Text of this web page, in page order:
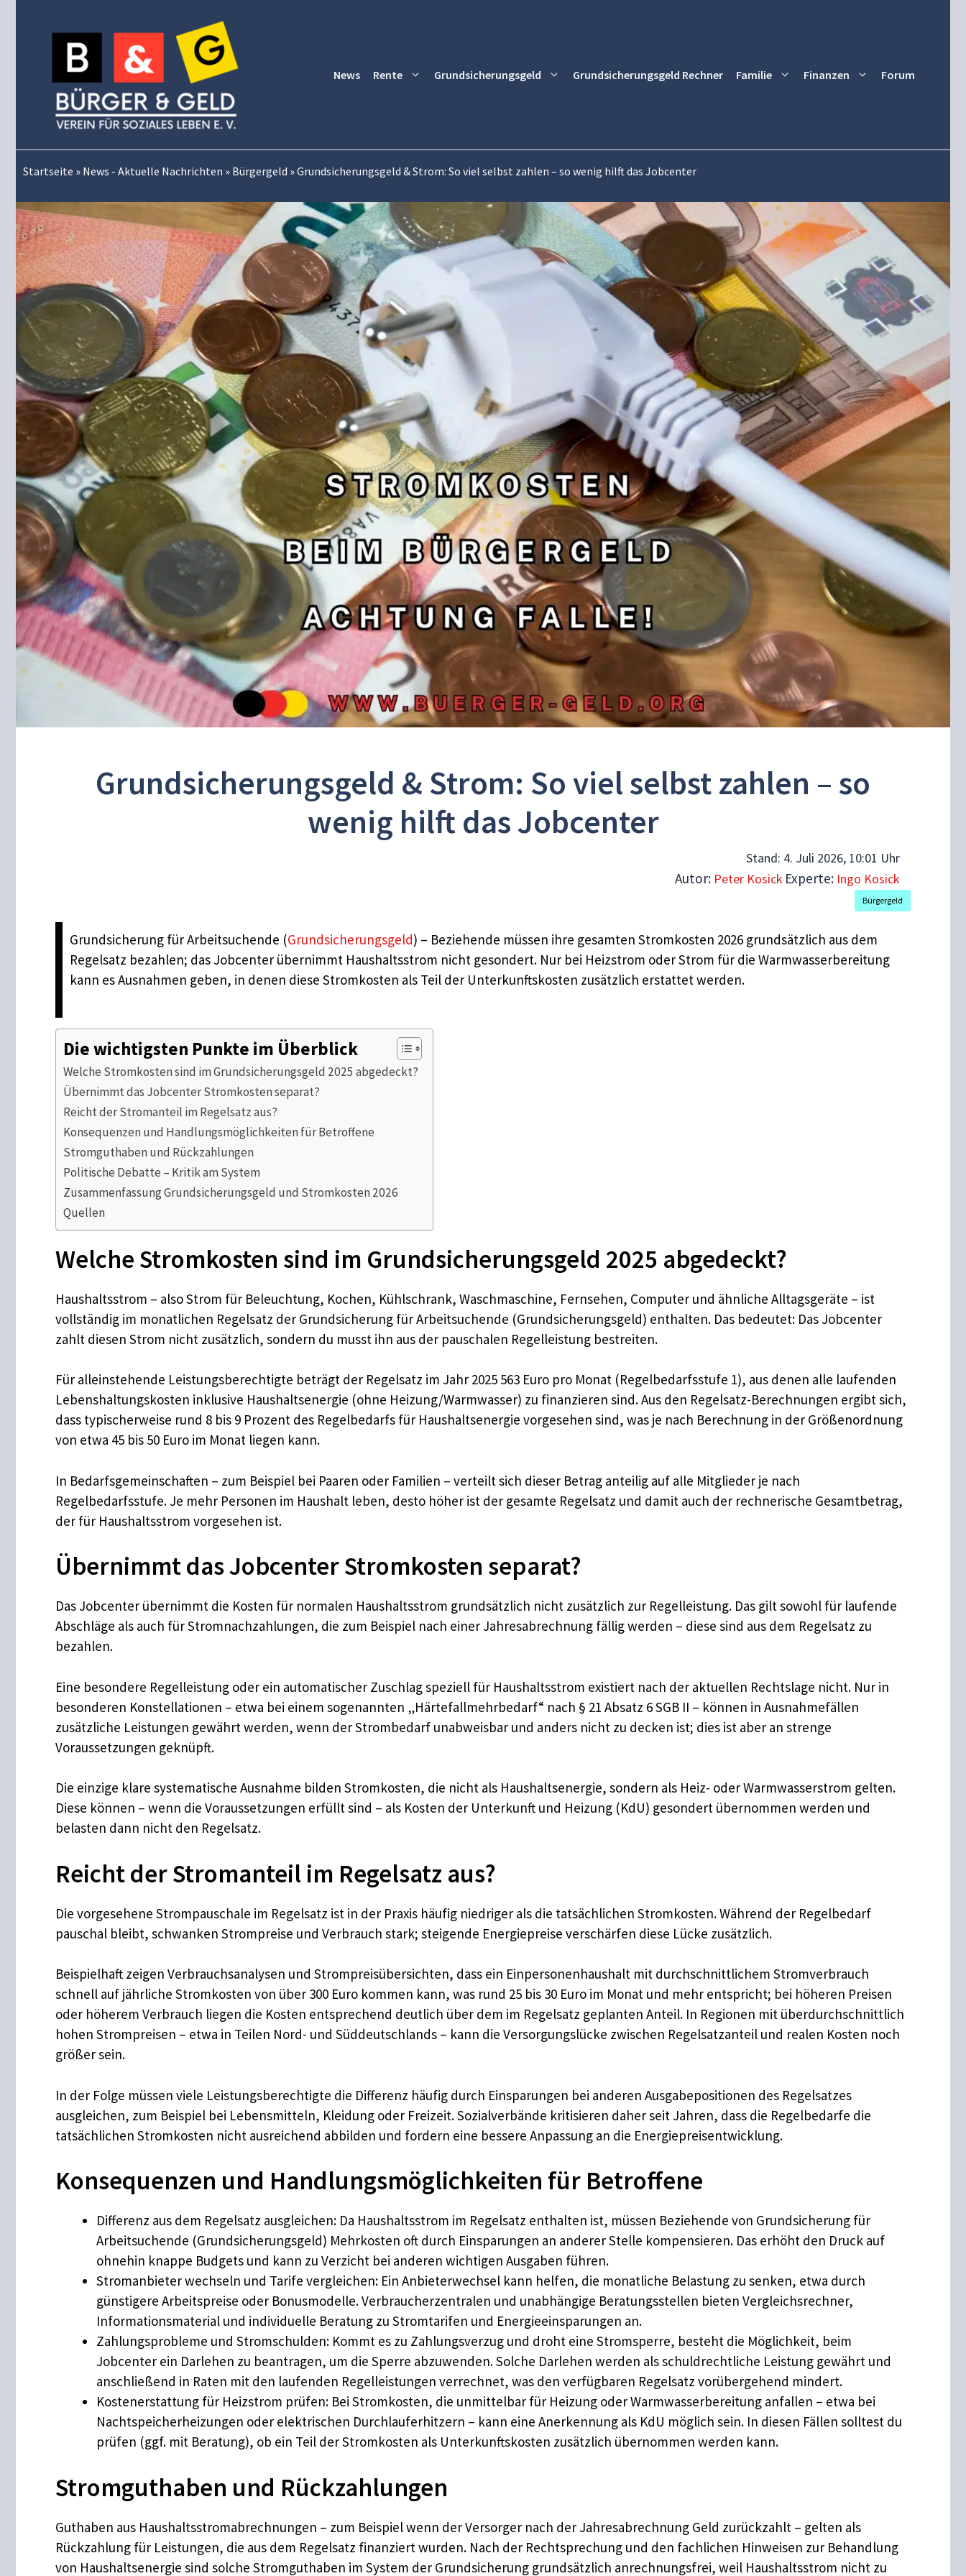
News Rente Grundsicherungsgeld Grundsicherungsgeld Rechner Familie Finanzen Forum
Startseite » News - Aktuelle Nachrichten » Bürgergeld »Grundsicherungsgeld & Strom: So viel selbst zahlen – so wenig hilft das Jobcenter
Grundsicherungsgeld & Strom: So viel selbst zahlen – so
wenig hilft das Jobcenter
Stand: 4. Juli 2026, 10:01 Uhr
Autor: Peter Kosick Experte: Ingo Kosick
Bürgergeld
Grundsicherung für Arbeitsuchende (Grundsicherungsgeld) – Beziehende müssen ihre gesamten Stromkosten 2026 grundsätzlich aus dem
Regelsatz bezahlen; das Jobcenter übernimmt Haushaltsstrom nicht gesondert. Nur bei Heizstrom oder Strom für die Warmwasserbereitung
kann es Ausnahmen geben, in denen diese Stromkosten als Teil der Unterkunftskosten zusätzlich erstattet werden.
Die wichtigsten Punkte im Überblick
Welche Stromkosten sind im Grundsicherungsgeld 2025 abgedeckt?
Übernimmt das Jobcenter Stromkosten separat?
Reicht der Stromanteil im Regelsatz aus?
Konsequenzen und Handlungsmöglichkeiten für Betroffene
Stromguthaben und Rückzahlungen
Politische Debatte – Kritik am System
Zusammenfassung Grundsicherungsgeld und Stromkosten 2026
Quellen
Welche Stromkosten sind im Grundsicherungsgeld 2025 abgedeckt?
Haushaltsstrom – also Strom für Beleuchtung, Kochen, Kühlschrank, Waschmaschine, Fernsehen, Computer und ähnliche Alltagsgeräte – ist
vollständig im monatlichen Regelsatz der Grundsicherung für Arbeitsuchende (Grundsicherungsgeld) enthalten. Das bedeutet: Das Jobcenter
zahlt diesen Strom nicht zusätzlich, sondern du musst ihn aus der pauschalen Regelleistung bestreiten.
Für alleinstehende Leistungsberechtigte beträgt der Regelsatz im Jahr 2025 563 Euro pro Monat (Regelbedarfsstufe 1), aus denen alle laufenden
Lebenshaltungskosten inklusive Haushaltsenergie (ohne Heizung/Warmwasser) zu finanzieren sind. Aus den Regelsatz-Berechnungen ergibt sich,
dass typischerweise rund 8 bis 9 Prozent des Regelbedarfs für Haushaltsenergie vorgesehen sind, was je nach Berechnung in der Größenordnung
von etwa 45 bis 50 Euro im Monat liegen kann.
In Bedarfsgemeinschaften – zum Beispiel bei Paaren oder Familien – verteilt sich dieser Betrag anteilig auf alle Mitglieder je nach
Regelbedarfsstufe. Je mehr Personen im Haushalt leben, desto höher ist der gesamte Regelsatz und damit auch der rechnerische Gesamtbetrag,
der für Haushaltsstrom vorgesehen ist.
Übernimmt das Jobcenter Stromkosten separat?
Das Jobcenter übernimmt die Kosten für normalen Haushaltsstrom grundsätzlich nicht zusätzlich zur Regelleistung. Das gilt sowohl für laufende
Abschläge als auch für Stromnachzahlungen, die zum Beispiel nach einer Jahresabrechnung fällig werden – diese sind aus dem Regelsatz zu
bezahlen.
Eine besondere Regelleistung oder ein automatischer Zuschlag speziell für Haushaltsstrom existiert nach der aktuellen Rechtslage nicht. Nur in
besonderen Konstellationen – etwa bei einem sogenannten „Härtefallmehrbedarf“ nach § 21 Absatz 6 SGB II – können in Ausnahmefällen
zusätzliche Leistungen gewährt werden, wenn der Strombedarf unabweisbar und anders nicht zu decken ist; dies ist aber an strenge
Voraussetzungen geknüpft.
Die einzige klare systematische Ausnahme bilden Stromkosten, die nicht als Haushaltsenergie, sondern als Heiz- oder Warmwasserstrom gelten.
Diese können – wenn die Voraussetzungen erfüllt sind – als Kosten der Unterkunft und Heizung (KdU) gesondert übernommen werden und
belasten dann nicht den Regelsatz.
Reicht der Stromanteil im Regelsatz aus?
Die vorgesehene Strompauschale im Regelsatz ist in der Praxis häufig niedriger als die tatsächlichen Stromkosten. Während der Regelbedarf
pauschal bleibt, schwanken Strompreise und Verbrauch stark; steigende Energiepreise verschärfen diese Lücke zusätzlich.
Beispielhaft zeigen Verbrauchsanalysen und Strompreisübersichten, dass ein Einpersonenhaushalt mit durchschnittlichem Stromverbrauch
schnell auf jährliche Stromkosten von über 300 Euro kommen kann, was rund 25 bis 30 Euro im Monat und mehr entspricht; bei höheren Preisen
oder höherem Verbrauch liegen die Kosten entsprechend deutlich über dem im Regelsatz geplanten Anteil. In Regionen mit überdurchschnittlich
hohen Strompreisen – etwa in Teilen Nord- und Süddeutschlands – kann die Versorgungslücke zwischen Regelsatzanteil und realen Kosten noch
größer sein.
In der Folge müssen viele Leistungsberechtigte die Differenz häufig durch Einsparungen bei anderen Ausgabepositionen des Regelsatzes
ausgleichen, zum Beispiel bei Lebensmitteln, Kleidung oder Freizeit. Sozialverbände kritisieren daher seit Jahren, dass die Regelbedarfe die
tatsächlichen Stromkosten nicht ausreichend abbilden und fordern eine bessere Anpassung an die Energiepreisentwicklung.
Konsequenzen und Handlungsmöglichkeiten für Betroffene
Differenz aus dem Regelsatz ausgleichen: Da Haushaltsstrom im Regelsatz enthalten ist, müssen Beziehende von Grundsicherung für
Arbeitsuchende (Grundsicherungsgeld) Mehrkosten oft durch Einsparungen an anderer Stelle kompensieren. Das erhöht den Druck auf
ohnehin knappe Budgets und kann zu Verzicht bei anderen wichtigen Ausgaben führen.
Stromanbieter wechseln und Tarife vergleichen: Ein Anbieterwechsel kann helfen, die monatliche Belastung zu senken, etwa durch
günstigere Arbeitspreise oder Bonusmodelle. Verbraucherzentralen und unabhängige Beratungsstellen bieten Vergleichsrechner,
Informationsmaterial und individuelle Beratung zu Stromtarifen und Energieeinsparungen an.
Zahlungsprobleme und Stromschulden: Kommt es zu Zahlungsverzug und droht eine Stromsperre, besteht die Möglichkeit, beim
Jobcenter ein Darlehen zu beantragen, um die Sperre abzuwenden. Solche Darlehen werden als schuldrechtliche Leistung gewährt und
anschließend in Raten mit den laufenden Regelleistungen verrechnet, was den verfügbaren Regelsatz vorübergehend mindert.
Kostenerstattung für Heizstrom prüfen: Bei Stromkosten, die unmittelbar für Heizung oder Warmwasserbereitung anfallen – etwa bei
Nachtspeicherheizungen oder elektrischen Durchlauferhitzern – kann eine Anerkennung als KdU möglich sein. In diesen Fällen solltest du
prüfen (ggf. mit Beratung), ob ein Teil der Stromkosten als Unterkunftskosten zusätzlich übernommen werden kann.
Stromguthaben und Rückzahlungen
Guthaben aus Haushaltsstromabrechnungen – zum Beispiel wenn der Versorger nach der Jahresabrechnung Geld zurückzahlt – gelten als
Rückzahlung für Leistungen, die aus dem Regelsatz finanziert wurden. Nach der Rechtsprechung und den fachlichen Hinweisen zur Behandlung
von Haushaltsenergie sind solche Stromguthaben im System der Grundsicherung grundsätzlich anrechnungsfrei, weil Haushaltsstrom nicht zu